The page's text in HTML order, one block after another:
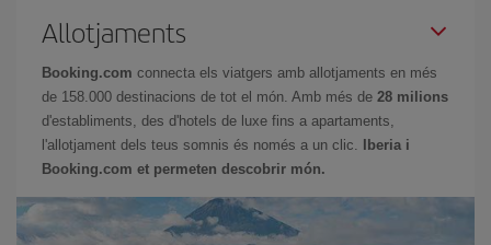
Allotjaments
Booking.com connecta els viatgers amb allotjaments en més
de 158.000 destinacions de tot el món. Amb més de 28 milions
d'establiments, des d'hotels de luxe fins a apartaments,
l'allotjament dels teus somnis és només a un clic.
Iberia i
Booking.com et permeten descobrir món.